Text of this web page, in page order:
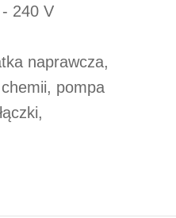
240 V
naprawcza,
pompa